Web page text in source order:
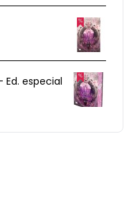
especial